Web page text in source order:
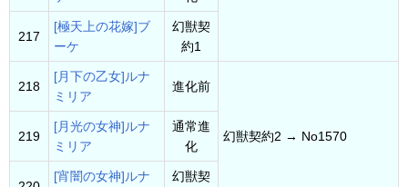
217
[極天上の花嫁]ブ
ーケ
幻獣契
約1
218
[月下の乙女]ルナ
ミリア
進化前
幻獣契約2 → No1570
219
[月光の女神]ルナ
ミリア
通常進
化
[宵闇の女神]ルナ
幻獣契